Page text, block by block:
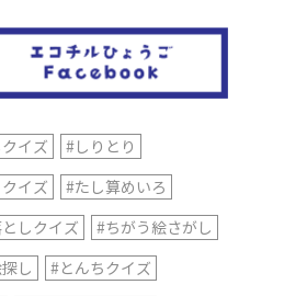
イズ
#しりとり
イズ
#たし算めいろ
しクイズ
#ちがう絵さがし
し
#とんちクイズ